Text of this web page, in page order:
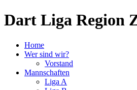
Dart Liga Region
Home
Wer sind wir?
Vorstand
Mannschaften
Liga A